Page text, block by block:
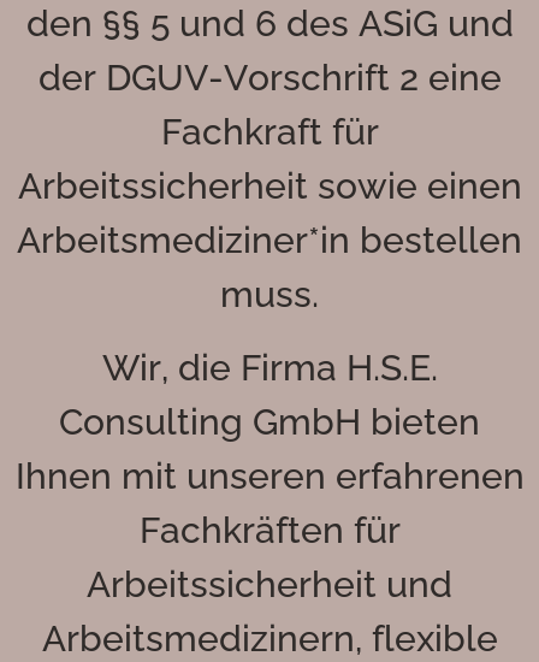
den §§ 5 und 6 des ASiG und
der DGUV-Vorschrift 2 eine
Fachkraft für
Arbeitssicherheit sowie einen
Arbeitsmediziner*in bestellen
muss.
Wir, die Firma H.S.E.
Consulting GmbH bieten
Ihnen mit unseren erfahrenen
Fachkräften für
Arbeitssicherheit und
Arbeitsmedizinern, flexible